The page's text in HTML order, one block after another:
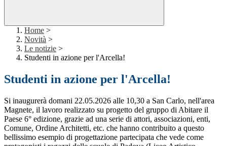
Home >
Novità >
Le notizie >
Studenti in azione per l'Arcella!
Studenti in azione per l'Arcella!
Si inaugurerà domani 22.05.2026 alle 10,30 a San Carlo, nell'area
Magnete, il lavoro realizzato su progetto del gruppo di Abitare il
Paese 6° edizione, grazie ad una serie di attori, associazioni, enti,
Comune, Ordine Architetti, etc. che hanno contribuito a questo
bellissimo esempio di progettazione partecipata che vede come